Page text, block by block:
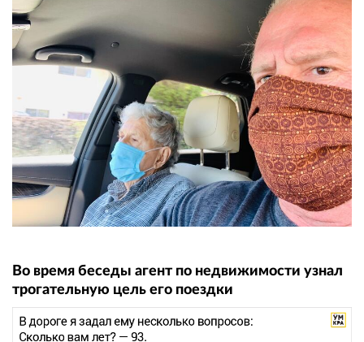
Во время беседы агент по недвижимости узнал
трогательную цель его поездки